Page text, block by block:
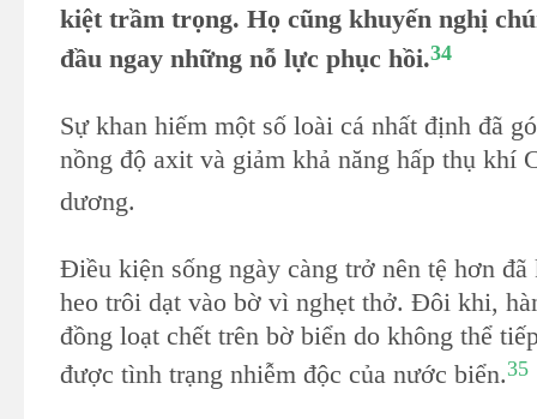
kiệt trầm trọng. Họ cũng khuyến nghị
đầu ngay những nỗ lực phục hồi.34
Sự khan hiếm một số loài cá nhất định đã
nồng độ axit và giảm khả năng hấp thụ khí
dương.
Điều kiện sống ngày càng trở nên tệ hơn
heo trôi dạt vào bờ vì nghẹt thở. Đôi khi,
đồng loạt chết trên bờ biển do không thể
được tình trạng nhiễm độc của nước biển.35